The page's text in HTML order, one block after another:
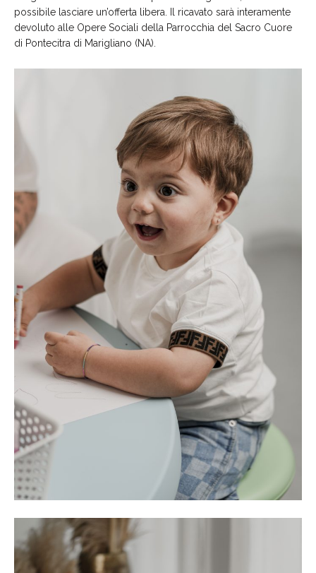
possibile lasciare un’offerta libera. Il ricavato sarà interamente
devoluto alle Opere Sociali della Parrocchia del Sacro Cuore
di Pontecitra di Marigliano (NA).